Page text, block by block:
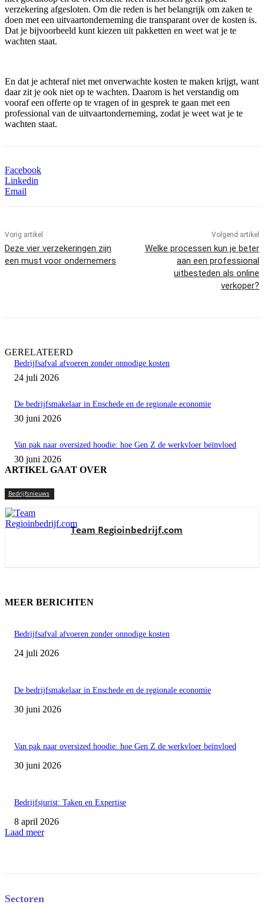
verzekering afgesloten. Om die reden is het belangrijk om zaken te
doen met een uitvaartonderneming die transparant over de kosten is.
Dat je bijvoorbeeld kunt kiezen uit pakketten en weet wat je te
wachten staat.
En dat je achteraf niet met onverwachte kosten te maken krijgt, want
daar zit je ook niet op te wachten. Daarom is het verstandig om
vooraf een offerte op te vragen of in gesprek te gaan met een
professional van de uitvaartonderneming, zodat je weet wat je te
wachten staat.
Facebook
Linkedin
Email
Vorig artikel
Deze vier verzekeringen zijn
een must voor ondernemers
Volgend artikel
Welke processen kun je beter
aan een professional
uitbesteden als online
verkoper?
GERELATEERD
Bedrijfsafval afvoeren zonder onnodige kosten
24 juli 2026
De bedrijfsmakelaar in Enschede en de regionale economie
30 juni 2026
Van pak naar oversized hoodie: hoe Gen Z de werkvloer beïnvloed
30 juni 2026
ARTIKEL GAAT OVER
Bedrijfsnieuws
Team Regioinbedrijf.com
MEER BERICHTEN
Bedrijfsafval afvoeren zonder onnodige kosten
24 juli 2026
De bedrijfsmakelaar in Enschede en de regionale economie
30 juni 2026
Van pak naar oversized hoodie: hoe Gen Z de werkvloer beïnvloed
30 juni 2026
Bedrijfsjurist: Taken en Expertise
8 april 2026
Laad meer
Sectoren